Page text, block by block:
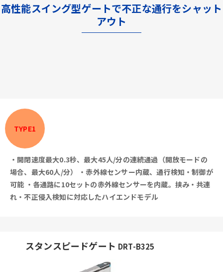
高性能スイング型ゲートで不正な通行をシャット
アウト
TYPE1
・開閉速度最大0.3秒、最大45人/分の連続通過（開放モードの
場合、最大60人/分）
・赤外線センサー内蔵、通行検知・制御が
可能 ・各通路に10セットの赤外線センサーを内蔵。挟み・共連
れ・不正侵入検知に対応したハイエンドモデル
スタンスピードゲート DRT-B325